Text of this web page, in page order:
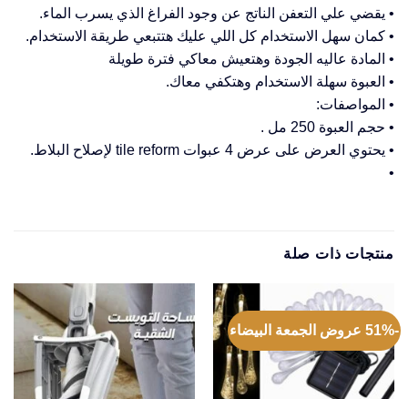
• يقضي علي التعفن الناتج عن وجود الفراغ الذي يسرب الماء.
• كمان سهل الاستخدام كل اللي عليك هتتبعي طريقة الاستخدام.
• المادة عاليه الجودة وهتعيش معاكي فترة طويلة
• العبوة سهلة الاستخدام وهتكفي معاك.
• المواصفات:
• حجم العبوة 250 مل .
• يحتوي العرض على عرض 4 عبوات tile reform لإصلاح البلاط.
•
منتجات ذات صلة
-51% عروض الجمعة البيضاء